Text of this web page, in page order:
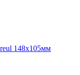
148x105мм